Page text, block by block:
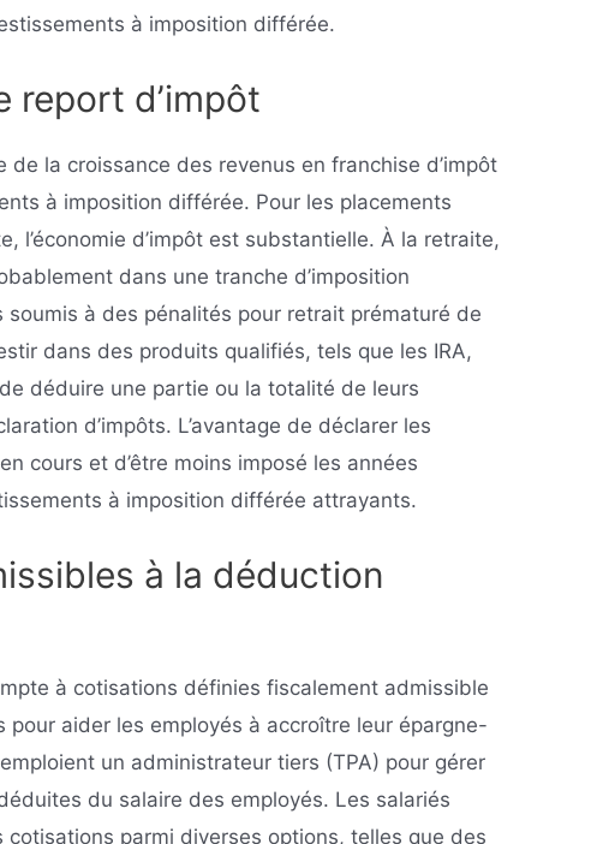
à imposition différée.
report d’impôt
de la croissance des revenus en franchise d’impôt
à imposition différée. Pour les placements
l’économie d’impôt est substantielle. À la retraite,
dans une tranche d’imposition
soumis à des pénalités pour retrait prématuré de
dans des produits qualifiés, tels que les IRA,
déduire une partie ou la totalité de leurs
d’impôts. L’avantage de déclarer les
cours et d’être moins imposé les années
à imposition différée attrayants.
à la déduction
à cotisations définies fiscalement admissible
pour aider les employés à accroître leur épargne-
un administrateur tiers (TPA) pour gérer
du salaire des employés. Les salariés
cotisations parmi diverses options, telles que des